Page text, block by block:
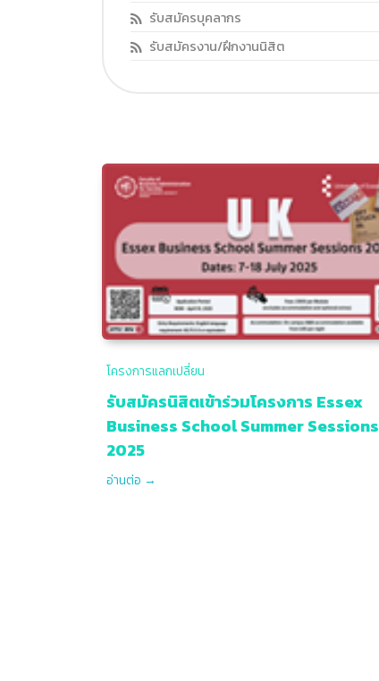
รับสมัครบุคลากร
รับสมัครงาน/ฝึกงานนิสิต
โครงการแลกเปลี่ยน
รับสมัครนิสิตเข้าร่วมโครงการ Essex
Business School Summer Sessions
2025